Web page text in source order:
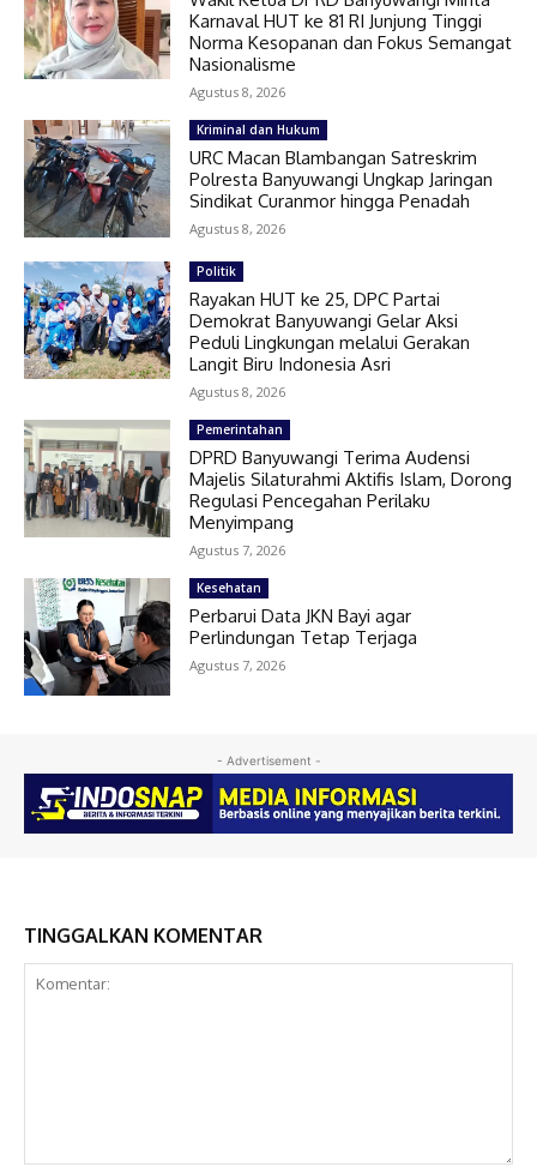
Karnaval HUT ke 81 RI Junjung Tinggi
Norma Kesopanan dan Fokus Semangat
Nasionalisme
Agustus 8, 2026
Kriminal dan Hukum
URC Macan Blambangan Satreskrim
Polresta Banyuwangi Ungkap Jaringan
Sindikat Curanmor hingga Penadah
Agustus 8, 2026
Politik
Rayakan HUT ke 25, DPC Partai
Demokrat Banyuwangi Gelar Aksi
Peduli Lingkungan melalui Gerakan
Langit Biru Indonesia Asri
Agustus 8, 2026
Pemerintahan
DPRD Banyuwangi Terima Audensi
Majelis Silaturahmi Aktifis Islam, Dorong
Regulasi Pencegahan Perilaku
Menyimpang
Agustus 7, 2026
Kesehatan
Perbarui Data JKN Bayi agar
Perlindungan Tetap Terjaga
Agustus 7, 2026
- Advertisement -
TINGGALKAN KOMENTAR